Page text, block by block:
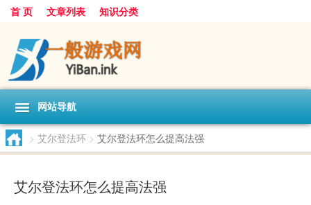
首 页 文章列表 知识分类
网站导航
> 艾尔登法环 > 艾尔登法环怎么提高法强
艾尔登法环怎么提高法强